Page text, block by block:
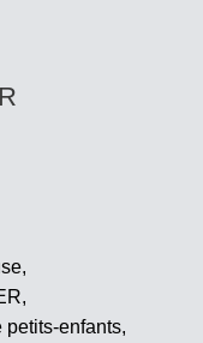
petits-enfants,